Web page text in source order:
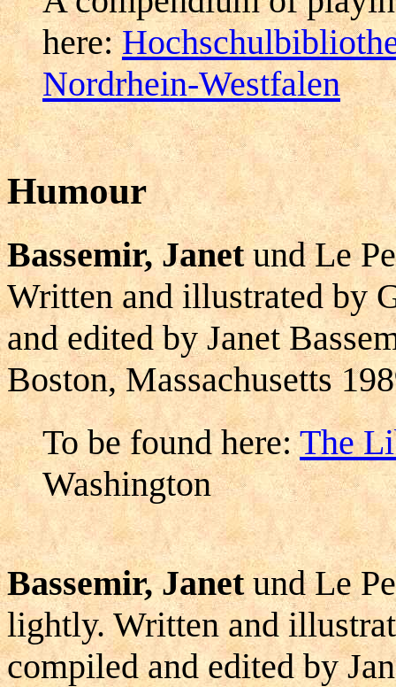
here:
Nordrhein-Westfalen
Humour
Bassemir, Janetund Le
Written and illustrated by
and edited by Janet
Boston, Massachusetts
To be found here:The
Washington
Bassemir, Janetund Le
lightly. Written and
compiled and edited by